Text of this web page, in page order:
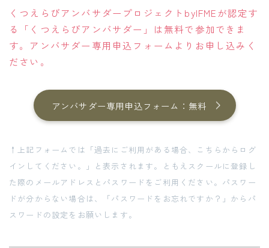
くつえらびアンバサダープロジェクトbyIFMEが認定す
る「くつえらびアンバサダー」は無料で参加できま
す。アンバサダー専用申込フォームよりお申し込みく
ださい。
アンバサダー専用申込フォーム：無料
↑上記フォームでは「過去にご利用がある場合、こちらからログ
インしてください。」と表示されます。ともえスクールに登録し
た際のメールアドレスとパスワードをご利用ください。パスワー
ドが分からない場合は、「パスワードをお忘れですか？」からパ
スワードの設定をお願いします。